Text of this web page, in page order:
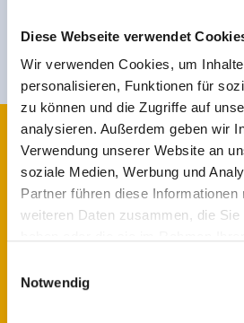
Diese Webseite verwendet
Wir verwenden Cookies, um
personalisieren, Funktionen für
zu können und die Zugriffe auf
analysieren. Außerdem geben wir
Verwendung unserer Website an
soziale Medien, Werbung und
Partner führen diese
weiteren Daten zusammen, die Sie
Notwendig
Anmelden